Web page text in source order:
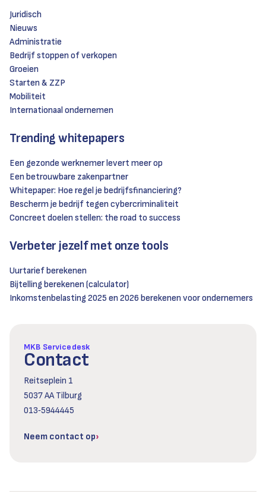
Juridisch
Nieuws
Administratie
Bedrijf stoppen of verkopen
Groeien
Starten & ZZP
Mobiliteit
Internationaal ondernemen
Trending whitepapers
Een gezonde werknemer levert meer op
Een betrouwbare zakenpartner
Whitepaper: Hoe regel je bedrijfsfinanciering?
Bescherm je bedrijf tegen cybercriminaliteit
Concreet doelen stellen: the road to success
Verbeter jezelf met onze tools
Uurtarief berekenen
Bijtelling berekenen (calculator)
Inkomstenbelasting 2025 en 2026 berekenen voor ondernemers
MKB Servicedesk
Contact
Reitseplein 1
5037 AA Tilburg
013‑5944445
Neem contact op